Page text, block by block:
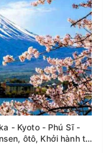
- Kyoto - Phú Sĩ -
ôtô, Khởi hành từ